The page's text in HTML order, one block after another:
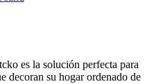
es la solución perfecta para
decoran su hogar ordenado de